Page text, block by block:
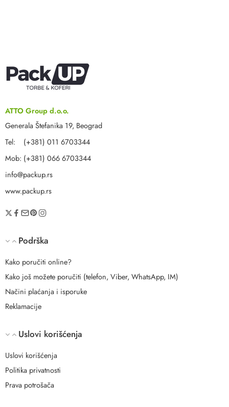
ATTO Group d.o.o.
Generala Štefanika 19, Beograd
Tel: (+381) 011 6703344
Mob: (+381) 066 6703344
info@packup.rs
www.packup.rs
Podrška
Kako poručiti online?
Kako još možete poručiti (telefon, Viber, WhatsApp, IM)
Načini plaćanja i isporuke
Reklamacije
Uslovi korišćenja
Uslovi korišćenja
Politika privatnosti
Prava potrošača